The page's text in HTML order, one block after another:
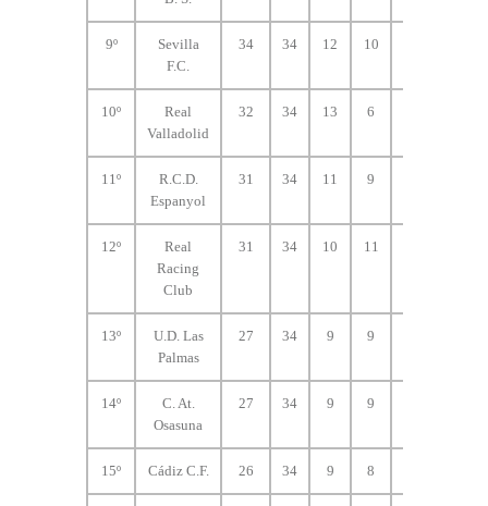
9º
Sevilla
F.C.
34 34 12 10
10º
Real
Valladolid
32 34 13 6
11º
R.C.D.
Espanyol
31 34 11 9
12º
Real
Racing
Club
31 34 10 11
13º
U.D. Las
Palmas
27 34 9 9
14º
C. At.
Osasuna
27 34 9 9
15º Cádiz C.F. 26 34 9 8